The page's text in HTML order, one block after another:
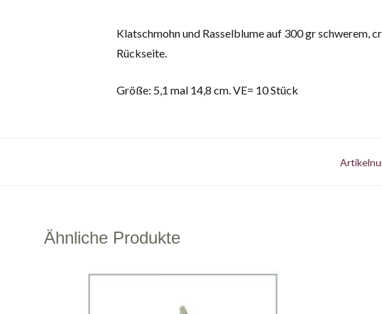
Klatschmohn und Rasselblume auf 300 gr schwerem,
Rückseite.
Größe: 5,1 mal 14,8 cm. VE= 10 Stück
Ähnliche Produkte